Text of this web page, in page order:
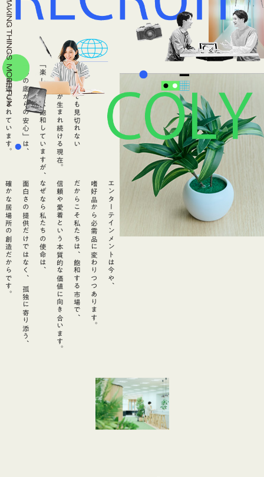
一生かけても見切れない
エンタメが生まれ続ける現在。
「楽しさ」は飽和していますが、
「心の底からの安心」は、
実は見過ごされています。
エンターテインメントは今や、
嗜好品から必需品に変わりつつあります。
だからこそ私たちは、飽和する市場で、
信頼や愛着という本質的な価値に向き合います。
なぜなら私たちの使命は、
面白さの提供だけではなく、 孤独に寄り添う、
確かな居場所の創造だからです。